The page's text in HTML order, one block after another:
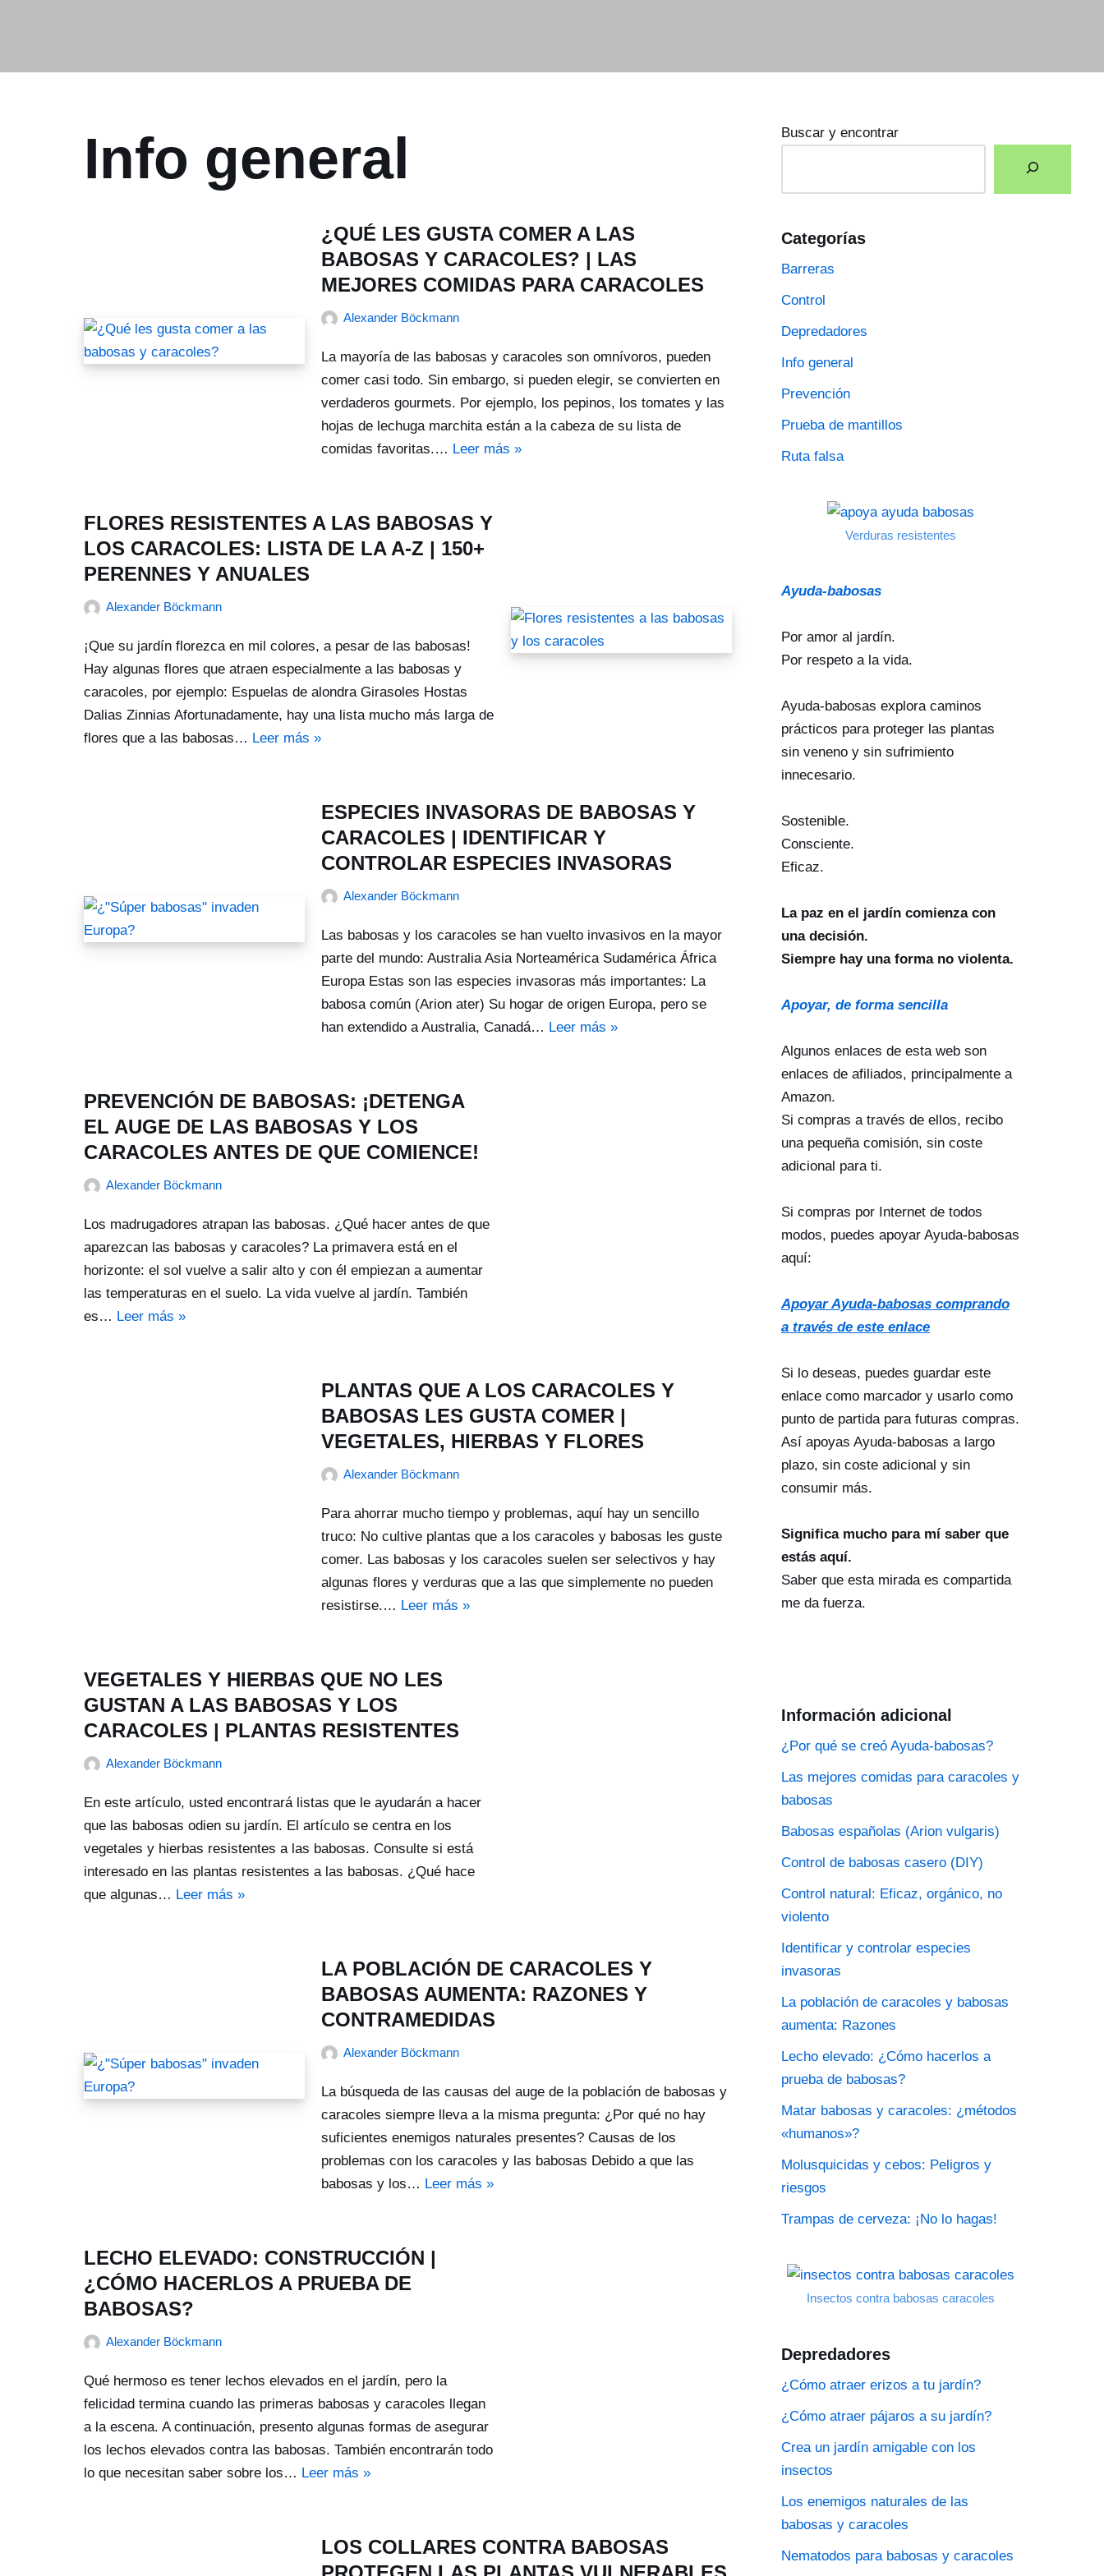
Info general
¿QUÉ LES GUSTA COMER A LAS
BABOSAS Y CARACOLES? | LAS
MEJORES COMIDAS PARA CARACOLES
Alexander Böckmann
La mayoría de las babosas y caracoles son omnívoros, pueden
comer casi todo. Sin embargo, si pueden elegir, se convierten en
verdaderos gourmets. Por ejemplo, los pepinos, los tomates y las
hojas de lechuga marchita están a la cabeza de su lista de
comidas favoritas.… Leer más »
FLORES RESISTENTES A LAS BABOSAS Y
LOS CARACOLES: LISTA DE LA A-Z | 150+
PERENNES Y ANUALES
Alexander Böckmann
¡Que su jardín florezca en mil colores, a pesar de las babosas!
Hay algunas flores que atraen especialmente a las babosas y
caracoles, por ejemplo: Espuelas de alondra Girasoles Hostas
Dalias Zinnias Afortunadamente, hay una lista mucho más larga de
flores que a las babosas… Leer más »
ESPECIES INVASORAS DE BABOSAS Y
CARACOLES | IDENTIFICAR Y
CONTROLAR ESPECIES INVASORAS
Alexander Böckmann
Las babosas y los caracoles se han vuelto invasivos en la mayor
parte del mundo: Australia Asia Norteamérica Sudamérica África
Europa Estas son las especies invasoras más importantes: La
babosa común (Arion ater) Su hogar de origen Europa, pero se
han extendido a Australia, Canadá… Leer más »
PREVENCIÓN DE BABOSAS: ¡DETENGA
EL AUGE DE LAS BABOSAS Y LOS
CARACOLES ANTES DE QUE COMIENCE!
Alexander Böckmann
Los madrugadores atrapan las babosas. ¿Qué hacer antes de que
aparezcan las babosas y caracoles? La primavera está en el
horizonte: el sol vuelve a salir alto y con él empiezan a aumentar
las temperaturas en el suelo. La vida vuelve al jardín. También
es… Leer más »
PLANTAS QUE A LOS CARACOLES Y
BABOSAS LES GUSTA COMER |
VEGETALES, HIERBAS Y FLORES
Alexander Böckmann
Para ahorrar mucho tiempo y problemas, aquí hay un sencillo
truco: No cultive plantas que a los caracoles y babosas les guste
comer. Las babosas y los caracoles suelen ser selectivos y hay
algunas flores y verduras que a las que simplemente no pueden
resistirse.… Leer más »
VEGETALES Y HIERBAS QUE NO LES
GUSTAN A LAS BABOSAS Y LOS
CARACOLES | PLANTAS RESISTENTES
Alexander Böckmann
En este artículo, usted encontrará listas que le ayudarán a hacer
que las babosas odien su jardín. El artículo se centra en los
vegetales y hierbas resistentes a las babosas. Consulte si está
interesado en las plantas resistentes a las babosas. ¿Qué hace
que algunas… Leer más »
LA POBLACIÓN DE CARACOLES Y
BABOSAS AUMENTA: RAZONES Y
CONTRAMEDIDAS
Alexander Böckmann
La búsqueda de las causas del auge de la población de babosas y
caracoles siempre lleva a la misma pregunta: ¿Por qué no hay
suficientes enemigos naturales presentes? Causas de los
problemas con los caracoles y las babosas Debido a que las
babosas y los… Leer más »
LECHO ELEVADO: CONSTRUCCIÓN |
¿CÓMO HACERLOS A PRUEBA DE
BABOSAS?
Alexander Böckmann
Qué hermoso es tener lechos elevados en el jardín, pero la
felicidad termina cuando las primeras babosas y caracoles llegan
a la escena. A continuación, presento algunas formas de asegurar
los lechos elevados contra las babosas. También encontrarán todo
lo que necesitan saber sobre los… Leer más »
LOS COLLARES CONTRA BABOSAS
Buscar y encontrar
Categorías
Barreras
Control
Depredadores
Info general
Prevención
Prueba de mantillos
Ruta falsa
Verduras resistentes
Ayuda-babosas
Por amor al jardín.
Por respeto a la vida.
Ayuda-babosas explora caminos
prácticos para proteger las plantas
sin veneno y sin sufrimiento
innecesario.
Sostenible.
Consciente.
Eficaz.
La paz en el jardín comienza con
una decisión.
Siempre hay una forma no violenta.
Apoyar, de forma sencilla
Algunos enlaces de esta web son
enlaces de afiliados, principalmente a
Amazon.
Si compras a través de ellos, recibo
una pequeña comisión, sin coste
adicional para ti.
Si compras por Internet de todos
modos, puedes apoyar Ayuda-babosas
aquí:
Apoyar Ayuda-babosas comprando
a través de este enlace
Si lo deseas, puedes guardar este
enlace como marcador y usarlo como
punto de partida para futuras compras.
Así apoyas Ayuda-babosas a largo
plazo, sin coste adicional y sin
consumir más.
Significa mucho para mí saber que
estás aquí.
Saber que esta mirada es compartida
me da fuerza.
Información adicional
¿Por qué se creó Ayuda-babosas?
Las mejores comidas para caracoles y
babosas
Babosas españolas (Arion vulgaris)
Control de babosas casero (DIY)
Control natural: Eficaz, orgánico, no
violento
Identificar y controlar especies
invasoras
La población de caracoles y babosas
aumenta: Razones
Lecho elevado: ¿Cómo hacerlos a
prueba de babosas?
Matar babosas y caracoles: ¿métodos
«humanos»?
Molusquicidas y cebos: Peligros y
riesgos
Trampas de cerveza: ¡No lo hagas!
Insectos contra babosas caracoles
Depredadores
¿Cómo atraer erizos a tu jardín?
¿Cómo atraer pájaros a su jardín?
Crea un jardín amigable con los
insectos
Los enemigos naturales de las
babosas y caracoles
Nematodos para babosas y caracoles